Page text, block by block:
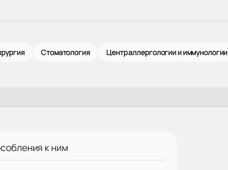
Стоматология
Центр аллергологии и иммунологии
к ним